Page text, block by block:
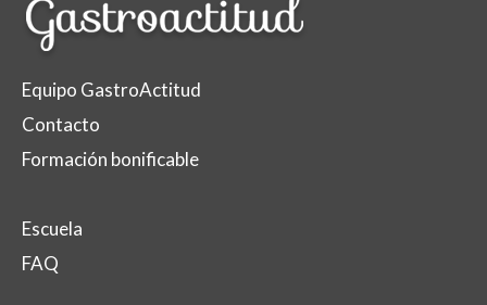
Equipo GastroActitud
Contacto
Formación bonificable
Escuela
FAQ